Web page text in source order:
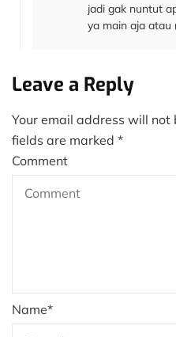
jadi gak nuntut
ya main aja atau
Leave a Reply
Your email address will not
fields are marked *
Comment
Name*